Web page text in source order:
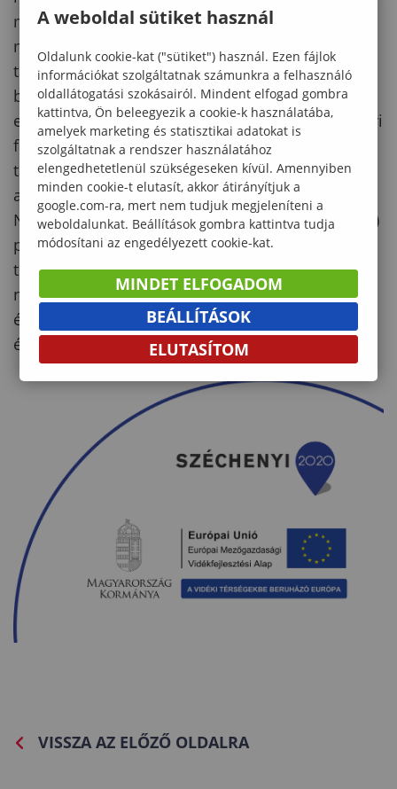
módszere, fenntartásuk, valamint teljesítmény
maximalizálásuk képezi a szakértői háttérrel
támogatott gyakorlati ültetvény telepítési
bemutató rendszert. Az új fajták, technológiák
elsődleges célterülete a hazai akác minőségi ipari
faanyagot termő ültetvénytelepítések. A hazai
tapasztalatokra építve előzetes tájékozódás
alapján sor kerülhet európai (Románia,
Németország) illetve távol-keleti (Kína, Dél-Korea)
partnerek bevonásával a fajta X termőhely X
technológia X szaktanácsadás komplex rendszer
nemzetközi téren való bevezetésére,
értékesítésére. A projekt tervezett futamideje 5
év, mely során 5 mérföldkövet állítottunk fel.
VISSZA AZ ELŐZŐ OLDALRA
A weboldal sütiket használ
Oldalunk cookie-kat ("sütiket") használ. Ezen fájlok
információkat szolgáltatnak számunkra a felhasználó
oldallátogatási szokásairól. Mindent elfogad gombra
kattintva, Ön beleegyezik a cookie-k használatába,
amelyek marketing és statisztikai adatokat is
szolgáltatnak a rendszer használatához
elengedhetetlenül szükségeseken kívül. Amennyiben
minden cookie-t elutasít, akkor átirányítjuk a
google.com-ra, mert nem tudjuk megjeleníteni a
weboldalunkat. Beállítások gombra kattintva tudja
módosítani az engedélyezett cookie-kat.
MINDET ELFOGADOM
BEÁLLÍTÁSOK
ELUTASÍTOM